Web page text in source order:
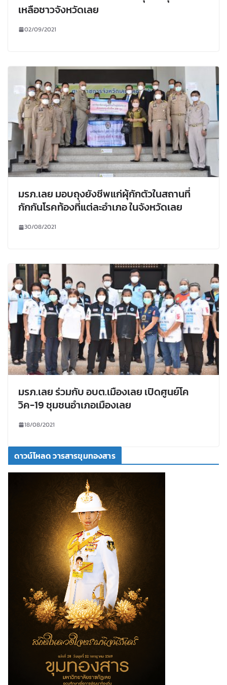
เหลือชาวจังหวัดเลย
02/09/2021
มรภ.เลย มอบถุงยังชีพแก่ผุ้กักตัวในสถานที่
กักกันโรคท้องที่แต่ละอำเภอ ในจังหวัดเลย
30/08/2021
มรภ.เลย ร่วมกับ อบต.เมืองเลย เปิดศูนย์โค
วิค-19 ชุมชนอำเภอเมืองเลย
18/08/2021
ดาวน์โหลด วารสารขุมทองสาร